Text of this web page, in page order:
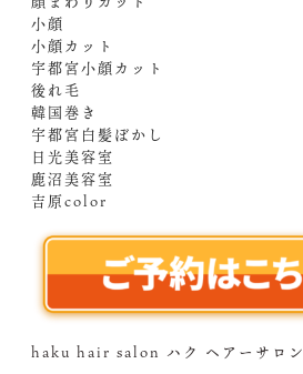
小顔
小顔カット
宇都宮小顔カット
後れ毛
韓国巻き
宇都宮白髪ぼかし
日光美容室
鹿沼美容室
吉原color
haku hair salon ハク ヘアーサロン